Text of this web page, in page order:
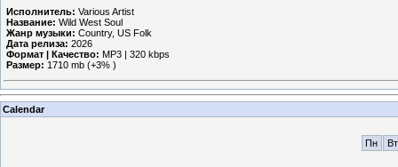
Исполнитель: Various Artist
Название: Wild West Soul
Жанр музыки: Country, US Folk
Дата релиза: 2026
Формат | Качество: MP3 | 320 kbps
Размер: 1710 mb (+3% )
Calendar
Пн Вт